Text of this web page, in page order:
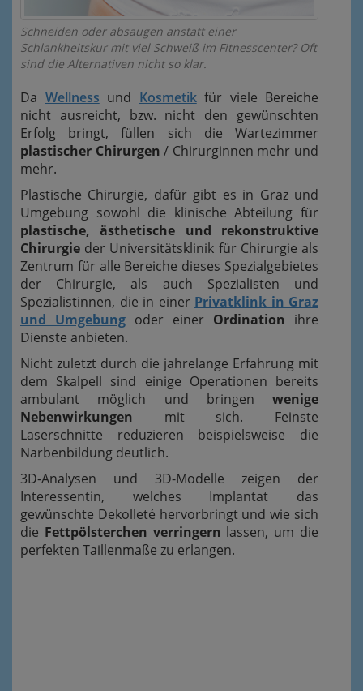
Schneiden oder absaugen anstatt einer
Schlankheitskur mit viel Schweiß im Fitnesscenter? Oft
sind die Alternativen nicht so klar.
Da Wellness und Kosmetikfür viele Bereiche
nicht ausreicht, bzw. nicht den gewünschten
Erfolg bringt, füllen sich die Wartezimmer
plastischer Chirurgen / Chirurginnen mehr und
mehr.
Plastische Chirurgie, dafür gibt es in Graz und
Umgebung sowohl die klinische Abteilung für
plastische, ästhetische und rekonstruktive
Chirurgie der Universitätsklinik für Chirurgie als
Zentrum für alle Bereiche dieses Spezialgebietes
der Chirurgie, als auch Spezialisten und
Spezialistinnen, die in einer Privatklink in Graz
und Umgebung oder einer Ordination ihre
Dienste anbieten.
Nicht zuletzt durch die jahrelange Erfahrung mit
dem Skalpell sind einige Operationen bereits
ambulant möglich und bringen wenige
Nebenwirkungen mit sich. Feinste
Laserschnitte reduzieren beispielsweise die
Narbenbildung deutlich.
3D-Analysen und 3D-Modelle zeigen der
Interessentin, welches Implantat das
gewünschte Dekolleté hervorbringt und wie sich
die Fettpölsterchen verringern lassen, um die
perfekten Taillenmaße zu erlangen.